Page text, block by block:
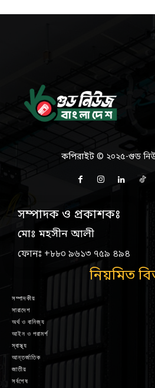
কপিরাইট © ২০২৫-গুড
সম্পাদক ও প্রকাশকঃ
মোঃ মহসীন আলী
ফোনঃ +৮৮০ ৯৬১৩ ৭৫৯ ৪৯৪
নিয়মিত
সম্পাদকীয়
সারাদেশ
অর্থ ও বানিজ্য
আইন ও পরামর্শ
স্বাস্থ্য
আন্তর্জাতিক
জাতীয়
সর্বশেষ